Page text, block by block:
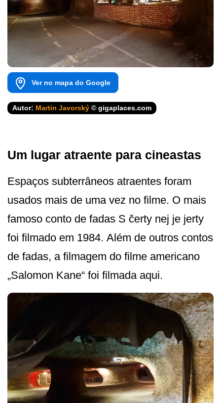
Ver no mapa do Google
Autor: Martin Javorský © gigaplaces.com
Um lugar atraente para cineastas
Espaços subterrâneos atraentes foram
usados mais de uma vez no filme. O mais
famoso conto de fadas S čerty nej je jerty
foi filmado em 1984. Além de outros contos
de fadas, a filmagem do filme americano
„Salomon Kane“ foi filmada aqui.